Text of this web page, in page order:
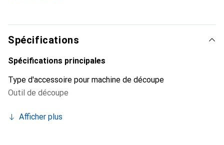
Spécifications
Spécifications principales
Type d'accessoire pour machine de découpe
Outil de découpe
Afficher plus